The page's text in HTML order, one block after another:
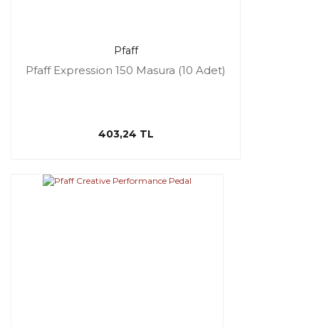
Pfaff
Pfaff Expression 150 Masura (10 Adet)
403,24 TL